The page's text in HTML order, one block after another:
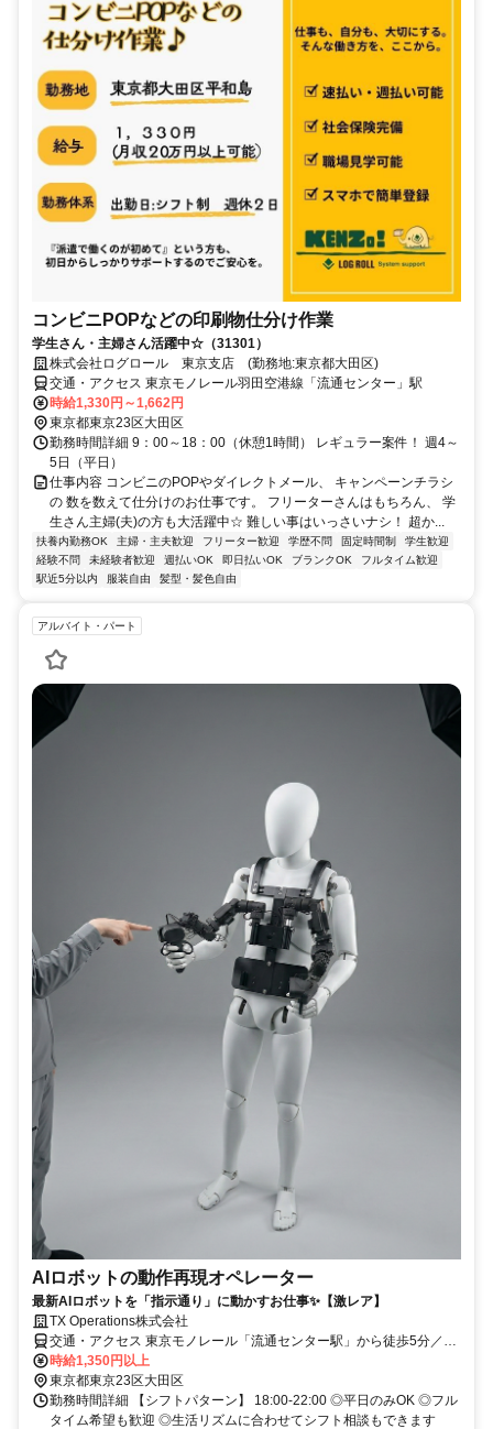
コンビニPOPなどの印刷物仕分け作業
学生さん・主婦さん活躍中☆（31301）
株式会社ログロール 東京支店 (勤務地:東京都大田区)
交通・アクセス 東京モノレール羽田空港線「流通センター」駅
時給1,330円～1,662円
東京都東京23区大田区
勤務時間詳細 9：00～18：00（休憩1時間） レギュラー案件！ 週4～
5日（平日）
仕事内容 コンビニのPOPやダイレクトメール、 キャンペーンチラシ
の 数を数えて仕分けのお仕事です。 フリーターさんはもちろん、 学
生さん主婦(夫)の方も大活躍中☆ 難しい事はいっさいナシ！ 超か...
扶養内勤務OK 主婦・主夫歓迎 フリーター歓迎 学歴不問 固定時間制
学生歓迎
経験不問
未経験者歓迎 週払いOK 即日払いOK ブランクOK
フルタイム歓迎
駅近5分以内
服装自由 髪型・髪色自由
アルバイト・パート
AIロボットの動作再現オペレーター
最新AIロボットを「指示通り」に動かすお仕事✨【激レア】
TX Operations株式会社
交通・アクセス 東京モノレール「流通センター駅」から徒歩5分／京
急平和島駅 バス5分
時給1,350円以上
東京都東京23区大田区
勤務時間詳細 【シフトパターン】 18:00-22:00 ◎平日のみOK ◎フル
タイム希望も歓迎 ◎生活リズムに合わせてシフト相談もできます